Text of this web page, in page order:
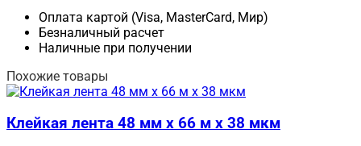
Оплата картой (Visa, MasterCard, Мир)
Безналичный расчет
Наличные при получении
Похожие товары
Клейкая лента 48 мм x 66 м x 38 мкм